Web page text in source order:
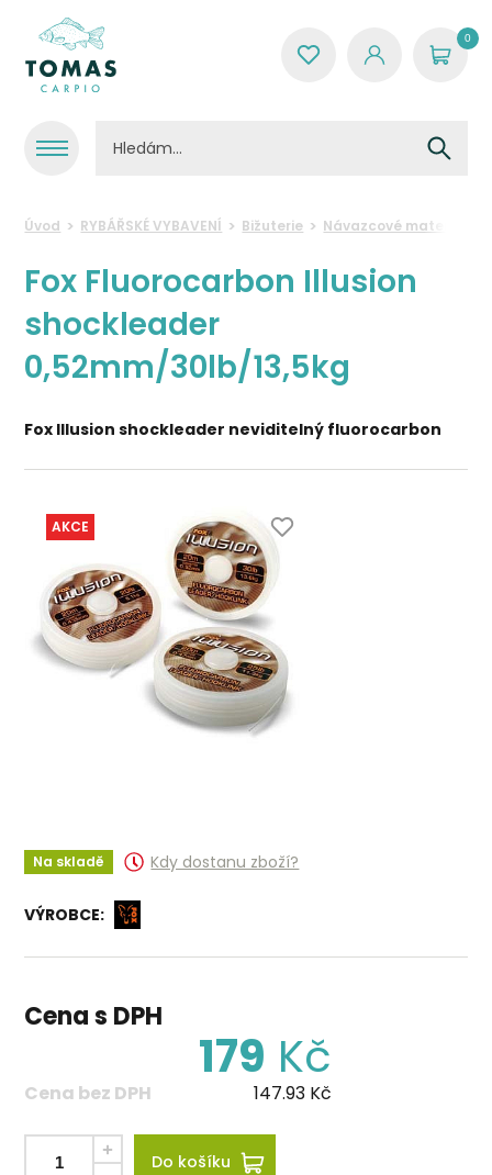
0
Úvod RYBÁŘSKÉ VYBAVENÍ Bižuterie Návazcové materiály
Fox Fluorocarbon Illusion
shockleader
0,52mm/30lb/13,5kg
Fox Illusion shockleader neviditelný fluorocarbon
AKCE
Na skladě Kdy dostanu zboží?
VÝROBCE:
Cena s DPH
179 Kč
Cena bez DPH 147.93 Kč
Do košíku